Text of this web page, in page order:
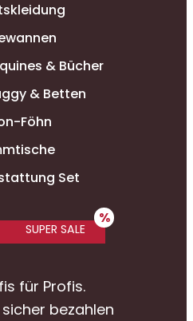
& Bücher
& Betten
Föhn
Set
SUPER SALE
für Profis.
bezahlen